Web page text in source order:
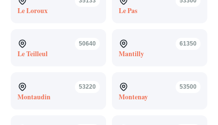
Le Loroux Le Pas
50640
Le Teilleul
61350
Mantilly
53220
Montaudin
53500
Montenay